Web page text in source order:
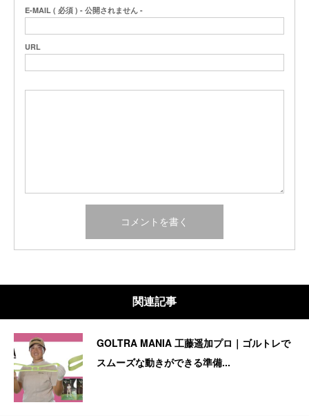
E-MAIL ( 必須 ) - 公開されません -
URL
関連記事
GOLTRA MANIA 工藤遥加プロ｜ゴルトレで
スムーズな動きができる準備...